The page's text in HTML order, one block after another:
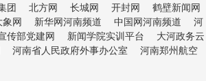
团 北方网 长城网 开封网
鹤壁新闻网
象网 新华网河南频道 中国网河南频道
河
传部党建网 新闻学院实训平台
大河政务云
河南省人民政府外事办公室
河南郑州航空